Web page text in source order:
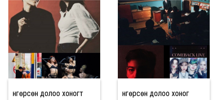
Өнгөрсөн долоо хоногт
Өнгөрсөн долоо хоног